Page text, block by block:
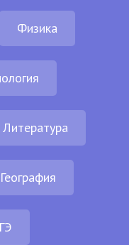
Физика
Литература
География